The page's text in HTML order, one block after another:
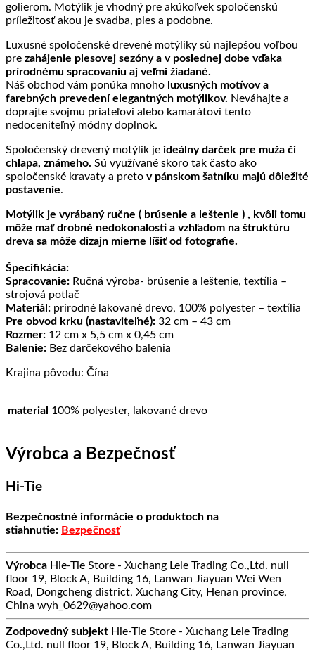
golierom. Motýlik je vhodný pre akúkoľvek spoločenskú
príležitosť akou je svadba, ples a podobne.
Luxusné spoločenské drevené motýliky sú najlepšou voľbou
pre zahájenie plesovej sezóny a v poslednej dobe vďaka
prírodnému spracovaniu aj veľmi žiadané.
Náš obchod vám ponúka mnoho luxusných motívov a
farebných prevedení elegantných motýlikov. Neváhajte a
doprajte svojmu priateľovi alebo kamarátovi tento
nedoceniteľný módny doplnok.
Spoločenský drevený motýlik je ideálny darček pre muža či
chlapa, známeho. Sú využívané skoro tak často ako
spoločenské kravaty a preto v pánskom šatníku majú dôležité
postavenie.
Motýlik je vyrábaný ručne ( brúsenie a leštenie ) , kvôli tomu
môže mať drobné nedokonalosti a vzhľadom na štruktúru
dreva sa môže dizajn mierne líšiť od fotografie.
Špecifikácia:
Spracovanie: Ručná výroba- brúsenie a leštenie, textília –
strojová potlač
Materiál: prírodné lakované drevo, 100% polyester – textília
Pre obvod krku (nastaviteľné): 32 cm – 43 cm
Rozmer: 12 cm x 5,5 cm x 0,45 cm
Balenie: Bez darčekového balenia
Krajina pôvodu: Čína
material 100% polyester, lakované drevo
Výrobca a Bezpečnosť
Hi-Tie
Bezpečnostné informácie o produktoch na
stiahnutie: Bezpečnosť
Výrobca Hie-Tie Store - Xuchang Lele Trading Co.,Ltd. null
floor 19, Block A, Building 16, Lanwan Jiayuan Wei Wen
Road, Dongcheng district, Xuchang City, Henan province,
China wyh_0629@yahoo.com
Zodpovedný subjekt Hie-Tie Store - Xuchang Lele Trading
Co.,Ltd. null floor 19, Block A, Building 16, Lanwan Jiayuan